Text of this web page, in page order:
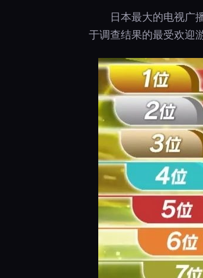
日本最大的电视广
于调查结果的最受欢迎